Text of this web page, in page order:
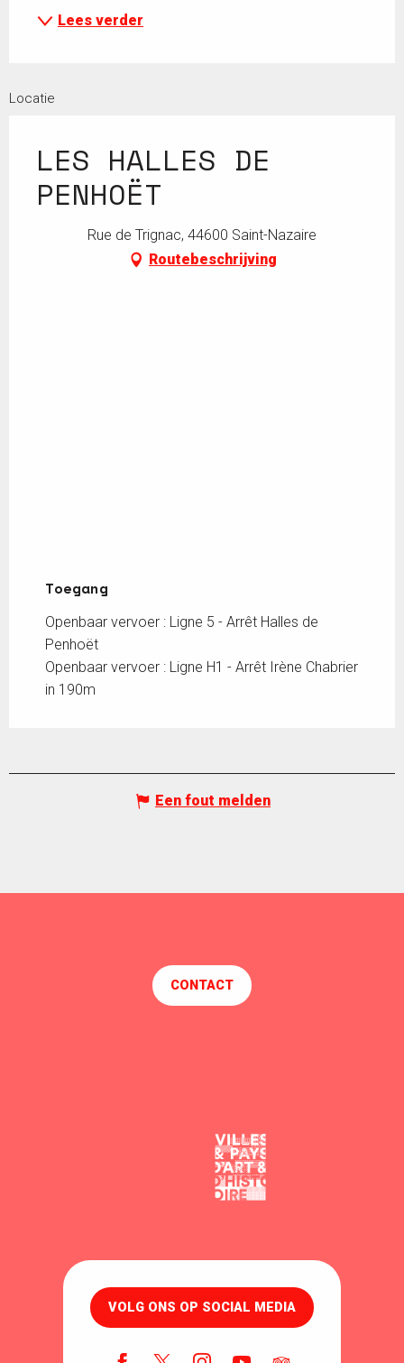
Lees verder
Locatie
LES HALLES DE
PENHOËT
Rue de Trignac, 44600 Saint-Nazaire
Routebeschrijving
Toegang
Toegang
Openbaar vervoer : Ligne 5 - Arrêt Halles de
Penhoët
Openbaar vervoer : Ligne H1 - Arrêt Irène Chabrier
in 190m
Een fout melden
CONTACT
VOLG ONS OP SOCIAL MEDIA